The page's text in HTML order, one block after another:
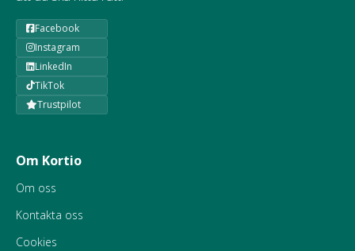
Facebook
Instagram
LinkedIn
TikTok
Trustpilot
Om Kortio
Om oss
Kontakta oss
Cookies